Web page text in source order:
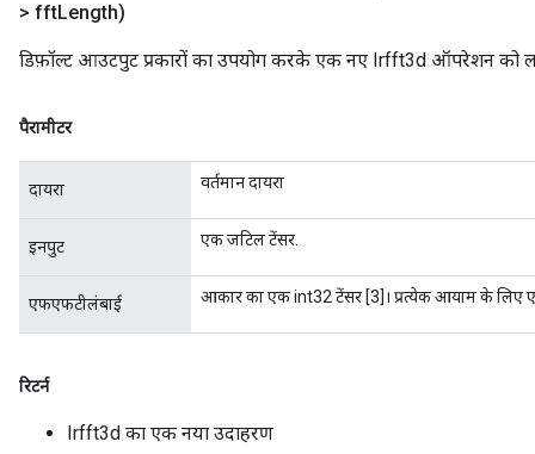
> fftLength)
डिफ़ॉल्ट आउटपुट प्रकारों का उपयोग करके एक नए Irfft3d ऑपरेशन को
पैरामीटर
दायरा वर्तमान दायरा
इनपुट एक जटिल टेंसर.
एफएफटीलंबाई आकार का एक int32 टेंसर [3]। प्रत्येक आयाम के लिए
रिटर्न
Irfft3d का एक नया उदाहरण